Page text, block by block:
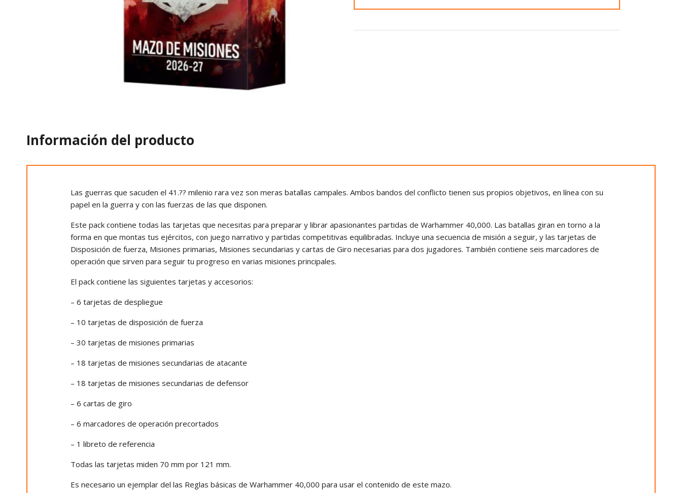
Información del producto
Las guerras que sacuden el 41.?? milenio rara vez son meras batallas campales. Ambos bandos del conflicto tienen sus propios objetivos, en línea con su
papel en la guerra y con las fuerzas de las que disponen.
Este pack contiene todas las tarjetas que necesitas para preparar y librar apasionantes partidas de Warhammer 40,000. Las batallas giran en torno a la
forma en que montas tus ejércitos, con juego narrativo y partidas competitivas equilibradas. Incluye una secuencia de misión a seguir, y las tarjetas de
Disposición de fuerza, Misiones primarias, Misiones secundarias y cartas de Giro necesarias para dos jugadores. También contiene seis marcadores de
operación que sirven para seguir tu progreso en varias misiones principales.
El pack contiene las siguientes tarjetas y accesorios:
– 6 tarjetas de despliegue
– 10 tarjetas de disposición de fuerza
– 30 tarjetas de misiones primarias
– 18 tarjetas de misiones secundarias de atacante
– 18 tarjetas de misiones secundarias de defensor
– 6 cartas de giro
– 6 marcadores de operación precortados
– 1 libreto de referencia
Todas las tarjetas miden 70 mm por 121 mm.
Es necesario un ejemplar del las Reglas básicas de Warhammer 40,000 para usar el contenido de este mazo.